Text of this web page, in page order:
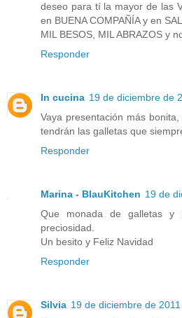
deseo para tí la mayor de las
en BUENA COMPAÑÍA y en
MIL BESOS, MIL ABRAZOS y
Responder
In cucina 19 de diciembre de
Vaya presentación más
tendrán las galletas que
Responder
Marina - BlauKitchen 19 de
Que monada de galletas
preciosidad.
Un besito y Feliz Navidad
Responder
Silvia 19 de diciembre de